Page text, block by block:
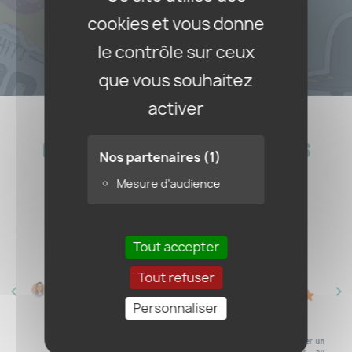
cookies et vous donne
le contrôle sur ceux
que vous souhaitez
activer
Nos partenaires(1)
Mesure d'audience
Tout accepter
Tout refuser
Personnaliser
Créer votre sticker
ILS ONT PERSONNALISÉ LEURS
STICKERS
Yolanda
Xxg
5/ 5
J'ai fait imprimer un
navigate_before navigate_next